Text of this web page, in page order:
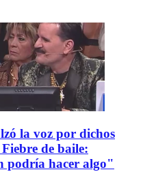
la voz por dichos
de baile:
podría hacer algo"